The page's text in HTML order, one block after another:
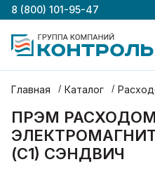
8 (800) 101-95-47
Главная Каталог
ПРЭМ
(С1) СЭНДВИЧ